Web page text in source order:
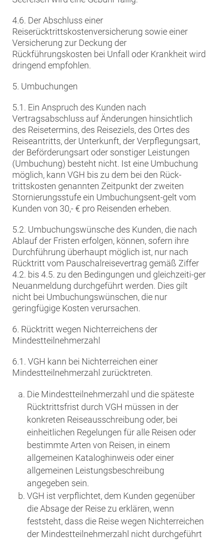
4.6. Der Abschluss einer
Reiserücktrittskostenversicherung sowie einer
Versicherung zur Deckung der
Rückführungskosten bei Unfall oder Krankheit wird
dringend empfohlen.
5. Umbuchungen
5.1. Ein Anspruch des Kunden nach
Vertragsabschluss auf Änderungen hinsichtlich
des Reisetermins, des Reiseziels, des Ortes des
Reiseantritts, der Unterkunft, der Verpflegungsart,
der Beförderungsart oder sonstiger Leistungen
(Umbuchung) besteht nicht. Ist eine Umbuchung
möglich, kann VGH bis zu dem bei den Rück-
trittskosten genannten Zeitpunkt der zweiten
Stornierungsstufe ein Umbuchungsent-gelt vom
Kunden von 30,- € pro Reisenden erheben.
5.2. Umbuchungswünsche des Kunden, die nach
Ablauf der Fristen erfolgen, können, sofern ihre
Durchführung überhaupt möglich ist, nur nach
Rücktritt vom Pauschalreisevertrag gemäß Ziffer
4.2. bis 4.5. zu den Bedingungen und gleichzeiti-ger
Neuanmeldung durchgeführt werden. Dies gilt
nicht bei Umbuchungswünschen, die nur
geringfügige Kosten verursachen.
6. Rücktritt wegen Nichterreichens der
Mindestteilnehmerzahl
6.1. VGH kann bei Nichterreichen einer
Mindestteilnehmerzahl zurücktreten.
Die Mindestteilnehmerzahl und die späteste
Rücktrittsfrist durch VGH müssen in der
konkreten Reiseausschreibung oder, bei
einheitlichen Regelungen für alle Reisen oder
bestimmte Arten von Reisen, in einem
allgemeinen Kataloghinweis oder einer
allgemeinen Leistungsbeschreibung
angegeben sein.
VGH ist verpflichtet, dem Kunden gegenüber
die Absage der Reise zu erklären, wenn
feststeht, dass die Reise wegen Nichterreichen
der Mindestteilnehmerzahl nicht durchgeführt